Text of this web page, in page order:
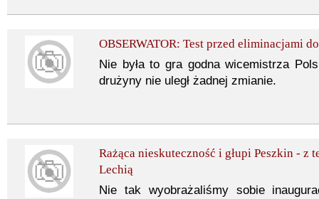
OBSERWATOR: Test przed eliminacjami
Nie była to gra godna wicemistrza
drużyny nie uległ żadnej zmianie.
Rażąca nieskuteczność i głupi Peszkin - z
Lechią
Nie tak wyobrażaliśmy sobie